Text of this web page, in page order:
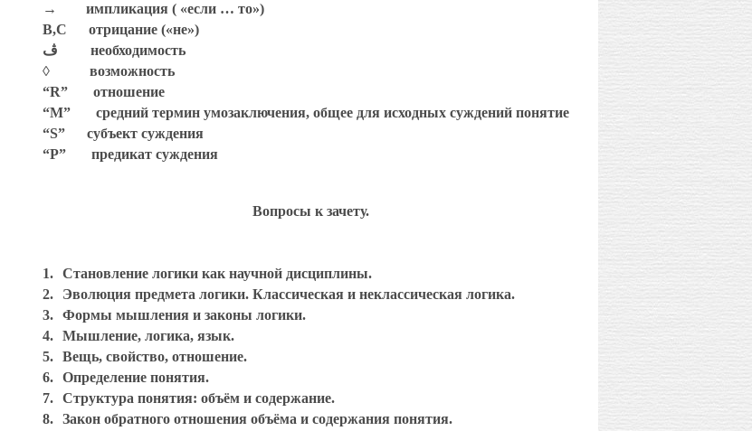
→
импликация ( «если … то»)
B,C
отрицание («не»)
ڤ
необходимость
◊
возможность
“R”
отношение
“M”
средний термин умозаключения, общее для исходных суждений понятие
“S”
субъект суждения
“P”
предикат суждения
Вопросы к зачету.
1.
Становление логики как научной дисциплины.
2.
Эволюция предмета логики. Классическая и неклассическая логика.
3.
Формы мышления и законы логики.
4.
Мышление, логика, язык.
5.
Вещь, свойство, отношение.
6.
Определение понятия.
7.
Структура понятия: объём и содержание.
8.
Закон обратного отношения объёма и содержания понятия.